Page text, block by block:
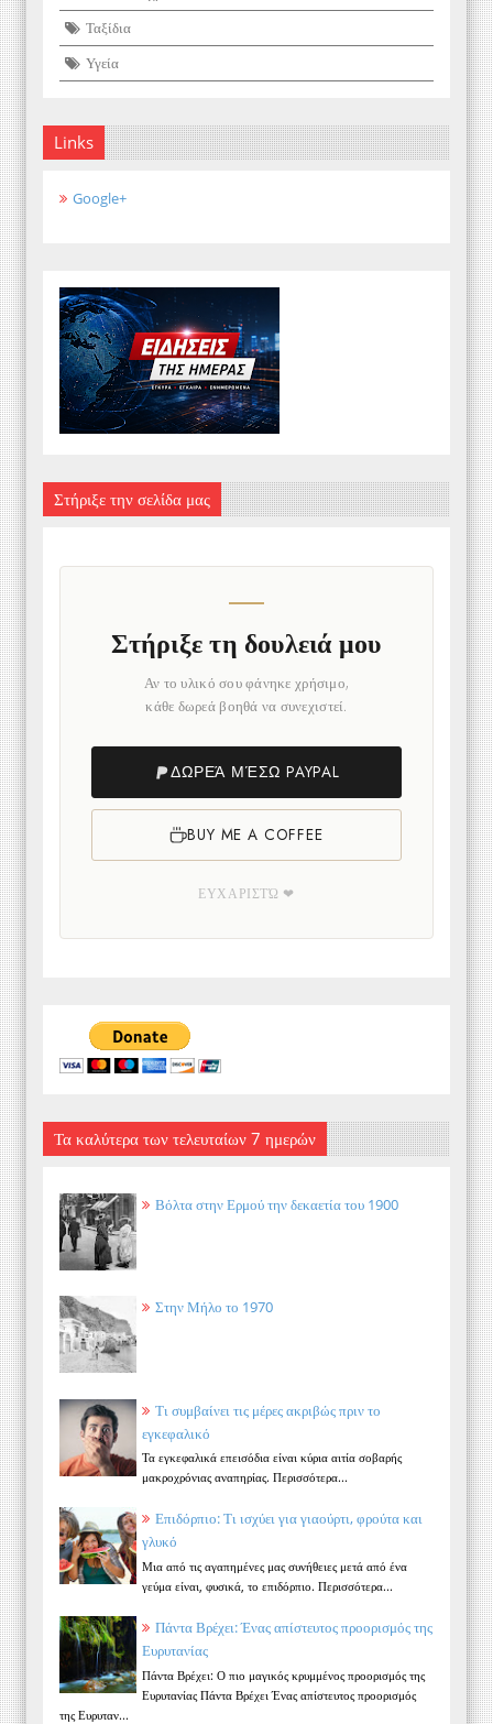
Ταξίδια
Υγεία
Links
Google+
Στήριξε την σελίδα μας
Στήριξε τη δουλειά μου
Αν το υλικό σου φάνηκε χρήσιμο,
κάθε δωρεά βοηθά να συνεχιστεί.
ΔΩΡΕΆ ΜΈΣΩ PAYPAL
BUY ME A COFFEE
ΕΥΧΑΡΙΣΤΏ ❤
Τα καλύτερα των τελευταίων 7 ημερών
Βόλτα στην Ερμού την δεκαετία του 1900
Στην Μήλο το 1970
Τι συμβαίνει τις μέρες ακριβώς πριν το
εγκεφαλικό
Τα εγκεφαλικά επεισόδια είναι κύρια αιτία σοβαρής
μακροχρόνιας αναπηρίας. Περισσότερα...
Επιδόρπιο: Τι ισχύει για γιαούρτι, φρούτα και
γλυκό
Μια από τις αγαπημένες μας συνήθειες μετά από ένα
γεύμα είναι, φυσικά, το επιδόρπιο. Περισσότερα...
Πάντα Βρέχει: Ένας απίστευτος προορισμός της
Ευρυτανίας
Πάντα Βρέχει: Ο πιο μαγικός κρυμμένος προορισμός της
Ευρυτανίας Πάντα Βρέχει Ένας απίστευτος προορισμός
της Ευρυταν...